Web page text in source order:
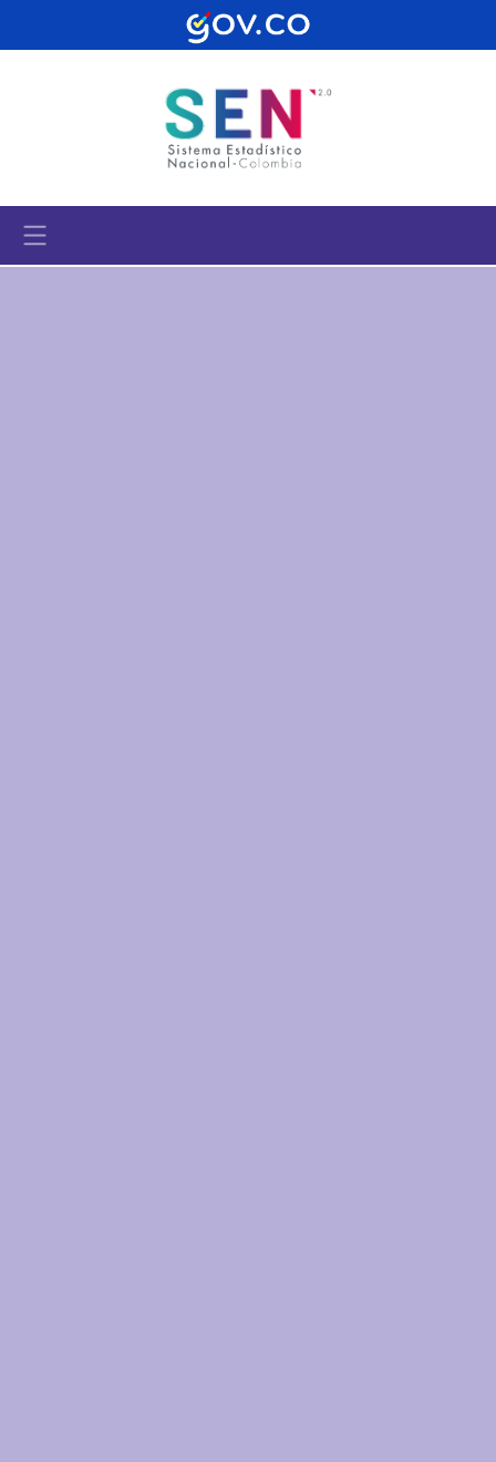
Pasar al contenido principal